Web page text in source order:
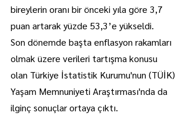
bireylerin oranı bir önceki yıla göre 3,7
puan artarak yüzde 53,3’e yükseldi.
Son dönemde başta enflasyon rakamları
olmak üzere verileri tartışma konusu
olan Türkiye İstatistik Kurumu'nun (TÜİK)
Yaşam Memnuniyeti Araştırması'nda da
ilginç sonuçlar ortaya çıktı.